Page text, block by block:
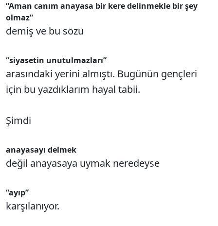
“Aman canım anayasa bir kere delinmekle bir şey
olmaz”
demiş ve bu sözü
“siyasetin unutulmazları”
arasındaki yerini almıştı. Bugünün gençleri
için bu yazdıklarım hayal tabii.
Şimdi
anayasayı delmek
değil anayasaya uymak neredeyse
“ayıp”
karşılanıyor.